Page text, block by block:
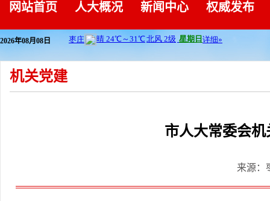
网站首页 人大概况 新闻中心 权威发布
2026年08月08日
机关党建
市人大常委会
来源：